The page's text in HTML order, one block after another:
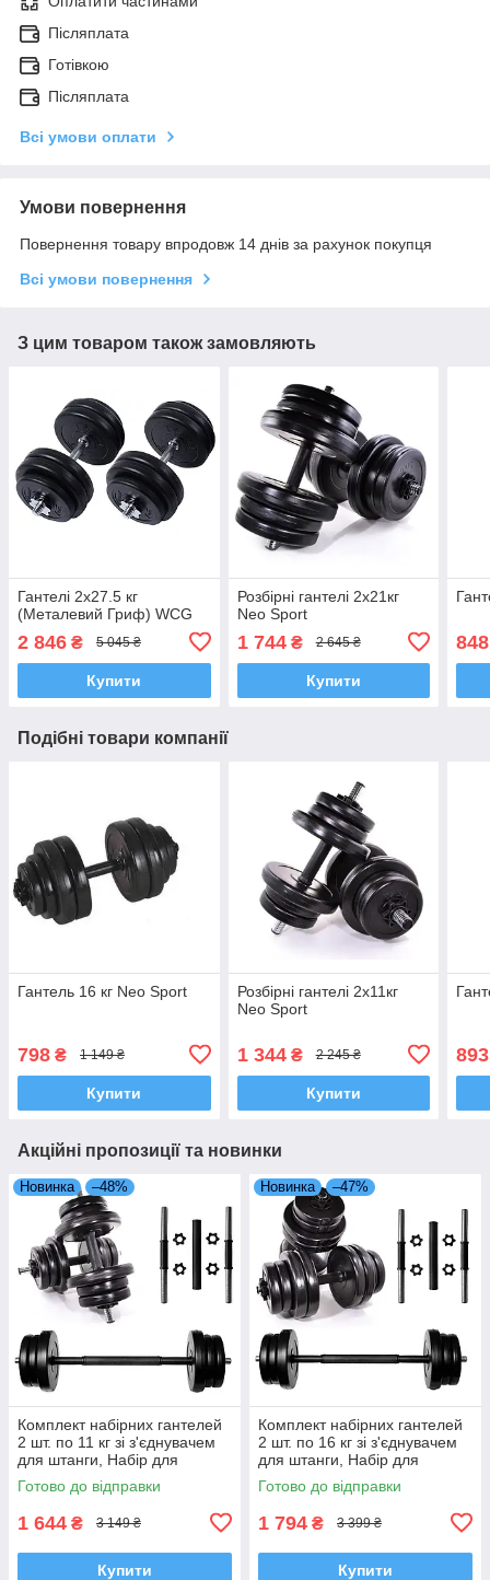
Післяплата
Готівкою
Післяплата
Всі умови оплати
Умови повернення
Повернення товару впродовж 14 днів за рахунок покупця
Всі умови повернення
З цим товаром також замовляють
Гантелі 2х27.5 кг
(Металевий Гриф) WCG
2 846 ₴ 5 045 ₴
Купити
Розбірні гантелі 2х21кг
Neo Sport
1 744₴ 2 645 ₴
Купити
848
Подібні товари компанії
Гантель 16 кг Neo Sport
798 ₴ 1 149 ₴
Купити
Розбірні гантелі 2х11кг
Neo Sport
1 344₴ 2 245 ₴
Купити
893
Акційні пропозиції та новинки
Новинка –48%
Комплект набірних гантелей
2 шт. по 11 кг зі з'єднувачем
для штанги, Набір для
тренувань удома зі змінною
вагою Neo Sport
Готово до відправки
1 644 ₴ 3 149 ₴
Купити
Новинка –47%
Комплект набірних гантелей
2 шт. по 16 кг зі з'єднувачем
для штанги, Набір для
тренувань удома зі змінною
вагою Neo Sport
Готово до відправки
1 794 ₴ 3 399 ₴
Купити